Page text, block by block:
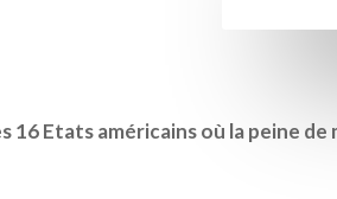
Etats américains où la peine de